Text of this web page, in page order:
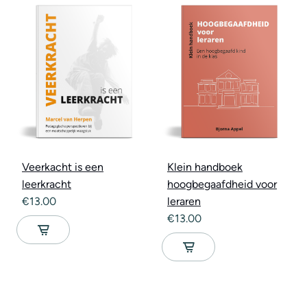
Veerkacht is een
leerkracht
€13.00
Klein handboek
hoogbegaafdheid voor
leraren
€13.00